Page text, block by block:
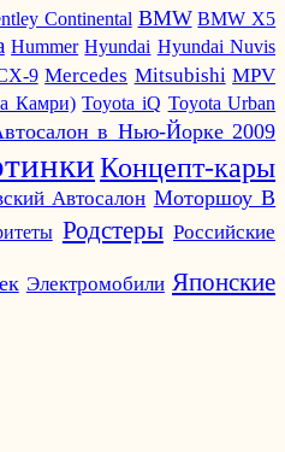
Continental BMW BMW X5
Hummer Hyundai Hyundai Nuvis
9 Mercedes Mitsubishi MPV
Камри) Toyota iQ Toyota Urban
в Нью-Йорке 2009
Концепт-кары
Автосалон Моторшоу В
Родстеры Российские
Электромобили Японские